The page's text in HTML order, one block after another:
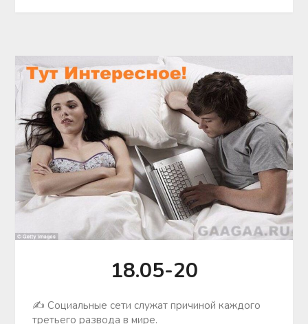
18.05-20
✍ Социальные сети служат причиной каждого
третьего развода в мире.